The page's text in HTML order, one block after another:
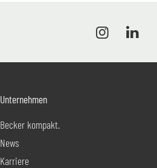
Unternehmen
Becker kompakt.
News
Karriere